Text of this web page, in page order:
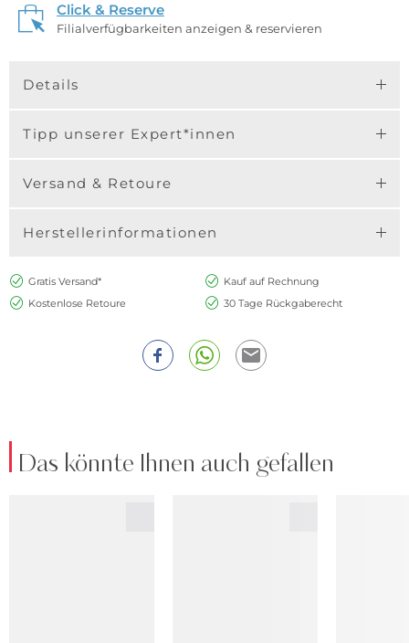
Click & Reserve
Filialverfügbarkeiten anzeigen & reservieren
Details
Tipp unserer Expert*innen
Versand & Retoure
Herstellerinformationen
Gratis Versand*
Kauf auf Rechnung
Kostenlose Retoure
30 Tage Rückgaberecht
Das könnte Ihnen auch gefallen